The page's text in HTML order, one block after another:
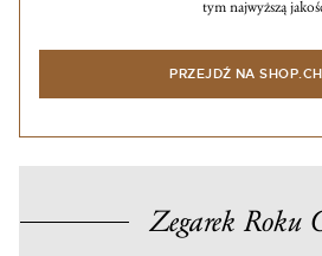
tym najwyższą
PRZEJDŹ NA
Zegarek Roku